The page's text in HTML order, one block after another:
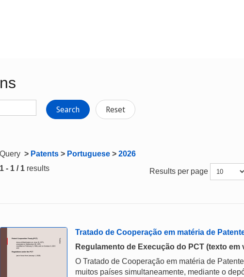
Search Reset
Query > Patents > Portuguese > 2026
1 - 1 / 1 results Results per page
Tratado de Cooperação em matéria de
Regulamento de Execução do PCT (texto
O Tratado de Cooperação em matéria de
muitos países simultaneamente, mediante o